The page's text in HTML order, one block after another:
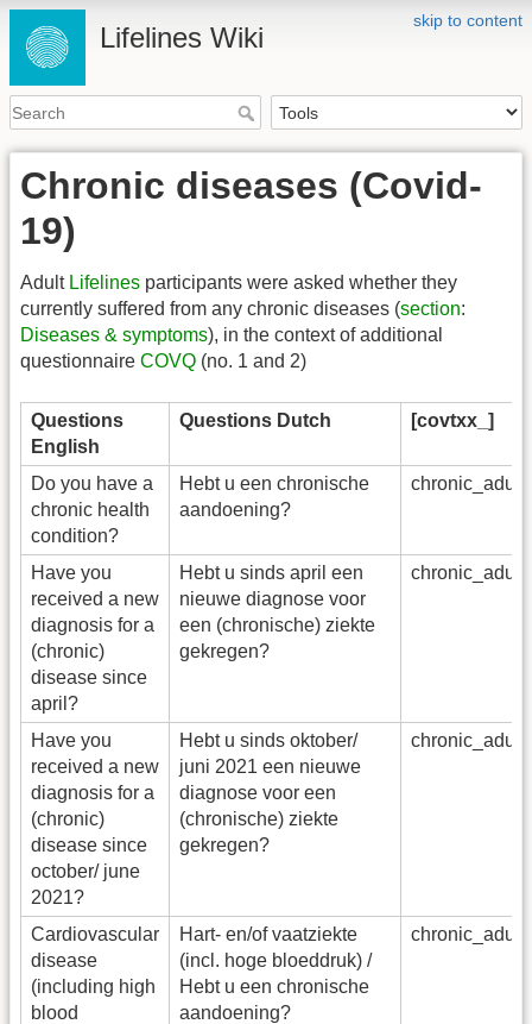
skip to content
Lifelines Wiki
Chronic diseases (Covid-
19)
Adult Lifelines participants were asked whether they
currently suffered from any chronic diseases (section:
Diseases & symptoms), in the context of additional
questionnaire COVQ (no. 1 and 2)
Questions
English
Questions Dutch [covtxx_]
Do you have a
chronic health
condition?
Hebt u een chronische
aandoening?
Have you
received a new
diagnosis for a
(chronic)
disease since
april?
Hebt u sinds april een
nieuwe diagnose voor
een (chronische) ziekte
gekregen?
Have you
received a new
diagnosis for a
(chronic)
disease since
october/ june
2021?
Hebt u sinds oktober/
juni 2021 een nieuwe
diagnose voor een
(chronische) ziekte
gekregen?
Cardiovascular
disease
(including high
blood
Hart- en/of vaatziekte
(incl. hoge bloeddruk) /
Hebt u een chronische
aandoening?